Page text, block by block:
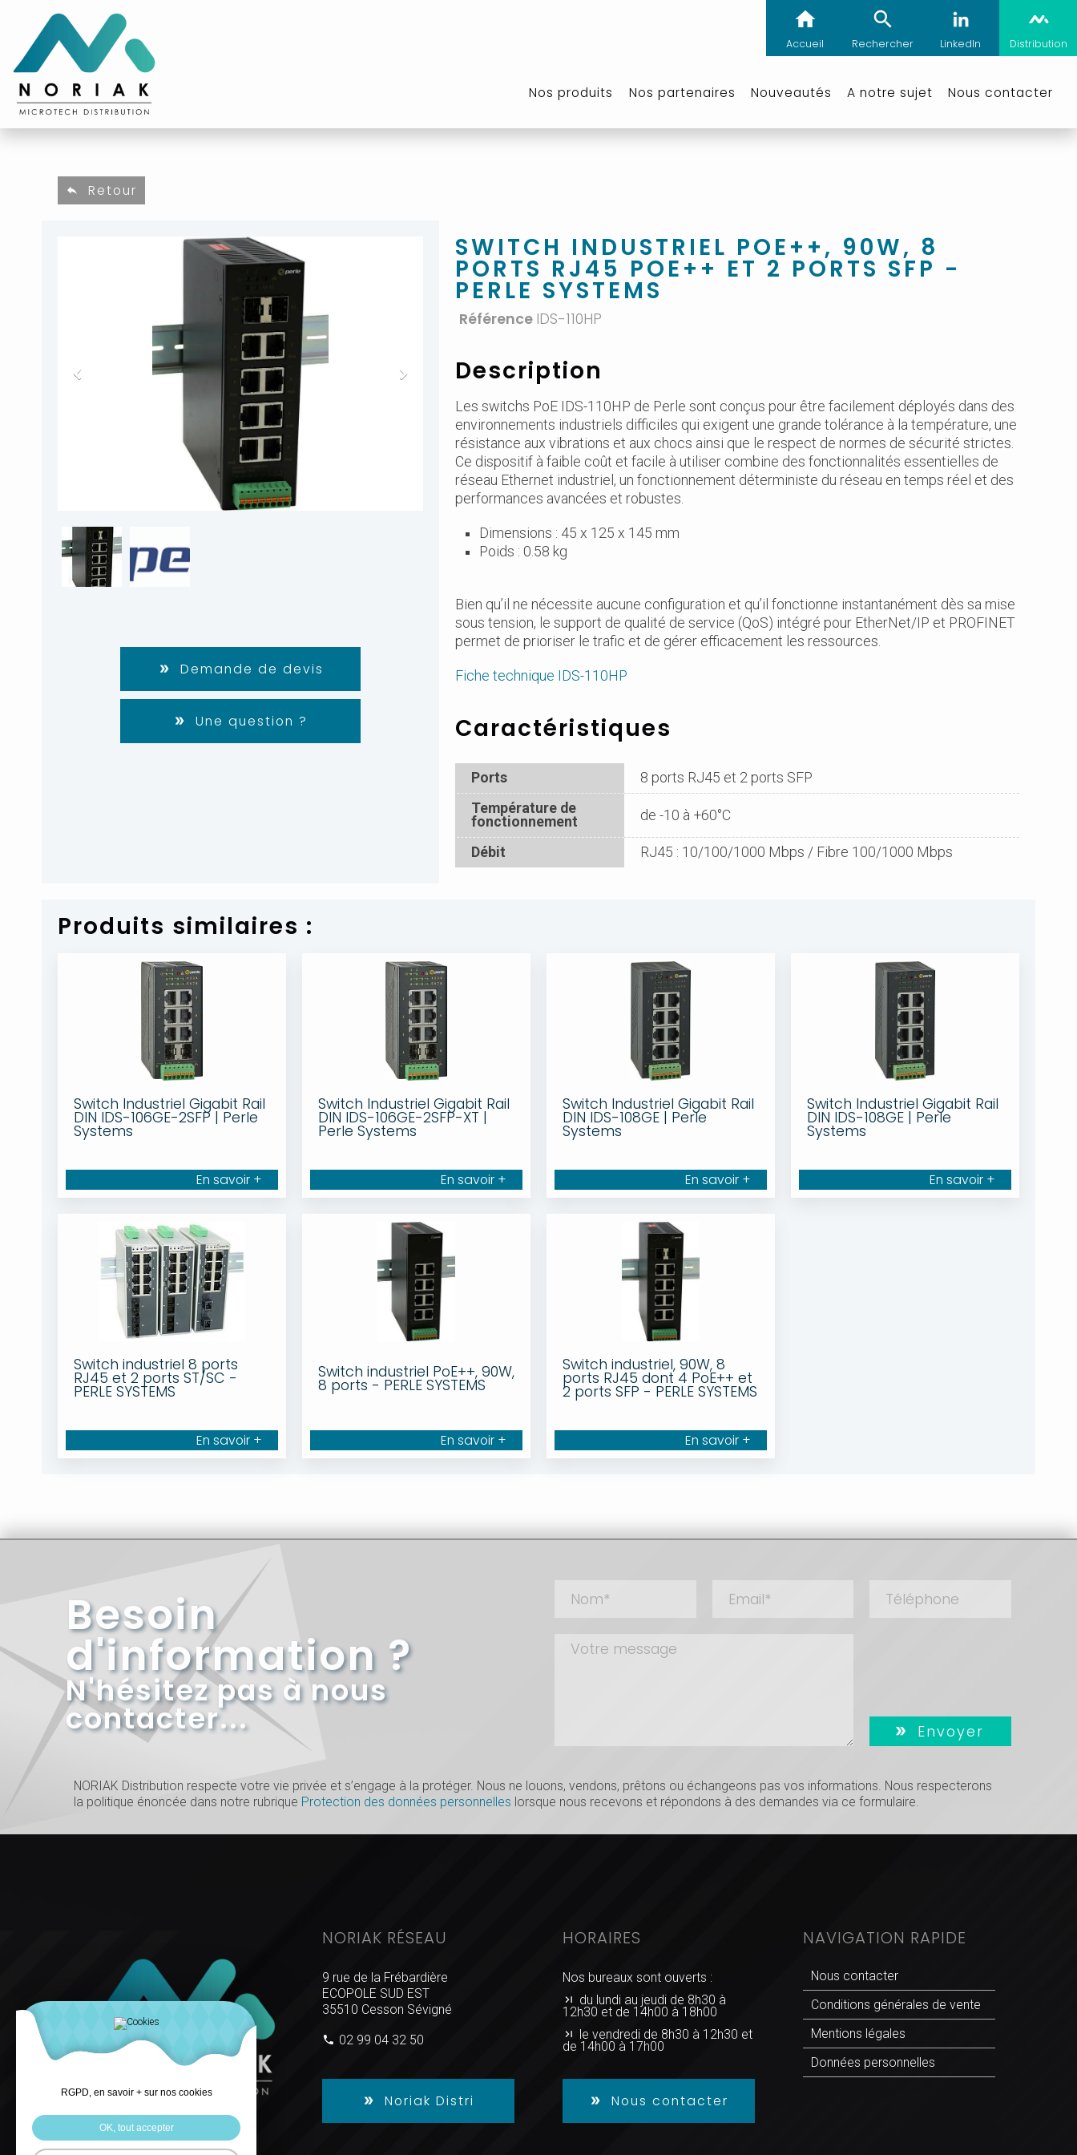
Accueil Rechercher LinkedIn Distribution
Nos produits Nos partenaires Nouveautés A notre sujet Nous contacter
Retour
Demande de devis
Une question ?
SWITCH INDUSTRIEL POE++, 90W, 8
PORTS RJ45 POE++ ET 2 PORTS SFP -
PERLE SYSTEMS
Référence IDS-110HP
Description
Les switchs PoE IDS-110HP de Perle sont conçus pour être facilement déployés dans des
environnements industriels difficiles qui exigent une grande tolérance à la température, une
résistance aux vibrations et aux chocs ainsi que le respect de normes de sécurité strictes.
Ce dispositif à faible coût et facile à utiliser combine des fonctionnalités essentielles de
réseau Ethernet industriel, un fonctionnement déterministe du réseau en temps réel et des
performances avancées et robustes.
Dimensions : 45 x 125 x 145 mm
Poids : 0.58 kg
Bien qu’il ne nécessite aucune configuration et qu’il fonctionne instantanément dès sa mise
sous tension, le support de qualité de service (QoS) intégré pour EtherNet/IP et PROFINET
permet de prioriser le trafic et de gérer efficacement les ressources.
Fiche technique IDS-110HP
Caractéristiques
Ports
8 ports RJ45 et 2 ports SFP
Température de
fonctionnement
de -10 à +60°C
Débit RJ45 : 10/100/1000 Mbps / Fibre 100/1000 Mbps
Produits similaires :
Switch Industriel Gigabit Rail
DIN IDS-106GE-2SFP | Perle
Systems
En savoir +
Switch Industriel Gigabit Rail
DIN IDS-106GE-2SFP-XT |
Perle Systems
En savoir +
Switch Industriel Gigabit Rail
DIN IDS-108GE | Perle
Systems
En savoir +
Switch Industriel Gigabit Rail
DIN IDS-108GE | Perle
Systems
En savoir +
Switch industriel 8 ports
RJ45 et 2 ports ST/SC -
PERLE SYSTEMS
En savoir +
Switch industriel PoE++, 90W,
8 ports - PERLE SYSTEMS
En savoir +
Switch industriel, 90W, 8
ports RJ45 dont 4 PoE++ et
2 ports SFP - PERLE SYSTEMS
En savoir +
Besoin
d'information ?
N'hésitez pas à nous
contacter... Envoyer
NORIAK Distribution respecte votre vie privée et s’engage à la protéger. Nous ne louons, vendons, prêtons ou échangeons pas vos informations. Nous respecterons
la politique énoncée dans notre rubrique Protection des données personnelles lorsque nous recevons et répondons à des demandes via ce formulaire.
NORIAK RÉSEAU
9 rue de la Frébardière
ECOPOLE SUD EST
35510 Cesson Sévigné
02 99 04 32 50
Noriak Distri
HORAIRES
Nos bureaux sont ouverts :
du lundi au jeudi de 8h30 à
12h30 et de 14h00 à 18h00
le vendredi de 8h30 à 12h30 et
de 14h00 à 17h00
Nous contacter
NAVIGATION RAPIDE
Nous contacter
Conditions générales de vente
Mentions légales
Données personnelles
RGPD, en savoir + sur nos cookies
OK, tout accepter